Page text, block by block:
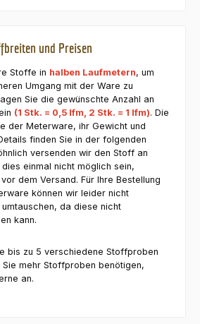
und Preisen
Stoffe in halben Laufmetern, um
Umgang mit der Ware zu
Sie die gewünschte Anzahl an
(1 Stk. = 0,5 lfm, 2 Stk. = 1 lfm). Die
der Meterware, ihr Gewicht und
finden Sie in der folgenden
versenden wir den Stoff an
einmal nicht möglich sein,
dem Versand. Für Ihre Bestellung
können wir leider nicht
da diese nicht
kann.
bis zu 5 verschiedene Stoffproben
Sie mehr Stoffproben benötigen,
an.